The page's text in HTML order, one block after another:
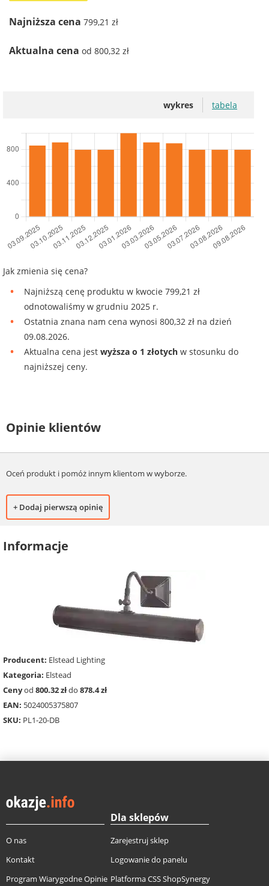
Najniższa cena 799,21 zł
Aktualna cena od 800,32 zł
wykres tabela
Jak zmienia się cena?
Najniższą cenę produktu w kwocie 799,21 zł
odnotowaliśmy w grudniu 2025 r.
Ostatnia znana nam cena wynosi 800,32 zł na dzień
09.08.2026.
Aktualna cena jest wyższa o 1 złotych w stosunku do
najniższej ceny.
Opinie klientów
Oceń produkt i pomóż innym klientom w wyborze.
+ Dodaj pierwszą opinię
Informacje
Producent: Elstead Lighting
Kategoria: Elstead
Cenyod 800.32 złdo 878.4 zł
EAN: 5024005375807
SKU: PL1-20-DB
O nas
Kontakt
Program Wiarygodne Opinie
Dla sklepów
Zarejestruj sklep
Logowanie do panelu
Platforma CSS ShopSynergy